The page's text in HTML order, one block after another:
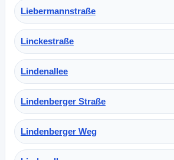
Liebermannstraße
Linckestraße
Lindenallee
Lindenberger Straße
Lindenberger Weg